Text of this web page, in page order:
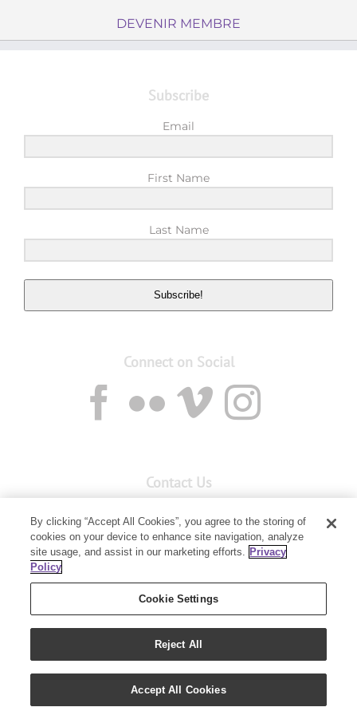
DEVENIR MEMBRE
Subscribe
Email
First Name
Last Name
Subscribe!
Connect on Social
Contact Us
Orders: 1-855-429-2616
Calgary, Alberta T2H2C3
Copyright 2019 - Young Living Essential Oils | All Rights Reserved
By clicking “Accept All Cookies”, you agree to the storing of
cookies on your device to enhance site navigation, analyze
site usage, and assist in our marketing efforts. Privacy
Policy
Cookie Settings
Reject All
Accept All Cookies